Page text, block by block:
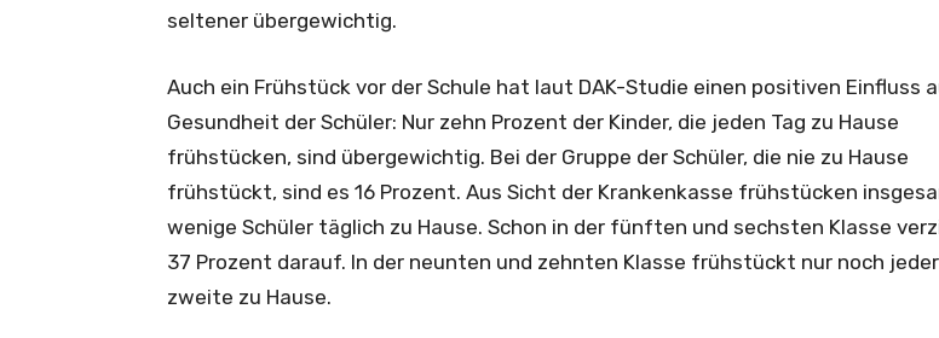
seltener übergewichtig.
Auch ein Frühstück vor der Schule hat laut DAK-Studie einen positiven Einfluss
Gesundheit der Schüler: Nur zehn Prozent der Kinder, die jeden Tag zu Hause
frühstücken, sind übergewichtig. Bei der Gruppe der Schüler, die nie zu Hause
frühstückt, sind es 16 Prozent. Aus Sicht der Krankenkasse frühstücken
wenige Schüler täglich zu Hause. Schon in der fünften und sechsten Klasse
37 Prozent darauf. In der neunten und zehnten Klasse frühstückt nur noch jeder
zweite zu Hause.